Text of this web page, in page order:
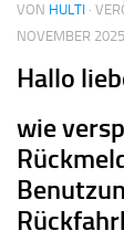
VON HULTI ·
NOVEMBER 2025
Hallo
wie